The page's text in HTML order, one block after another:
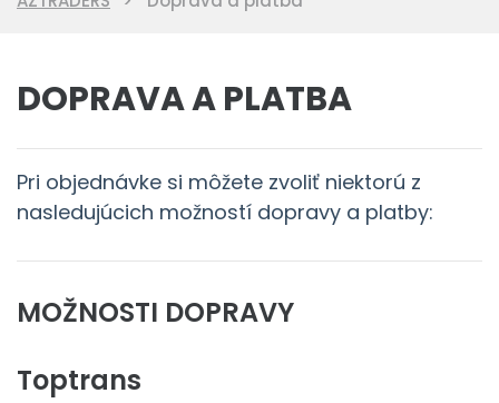
DOPRAVA A PLATBA
Pri objednávke si môžete zvoliť niektorú z
nasledujúcich možností dopravy a platby:
MOŽNOSTI DOPRAVY
Toptrans